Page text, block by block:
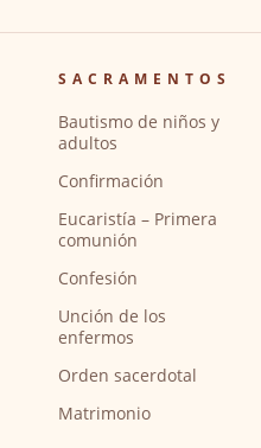
SACRAMENTOS
Bautismo de niños y
adultos
Confirmación
Eucaristía – Primera
comunión
Confesión
Unción de los
enfermos
Orden sacerdotal
Matrimonio